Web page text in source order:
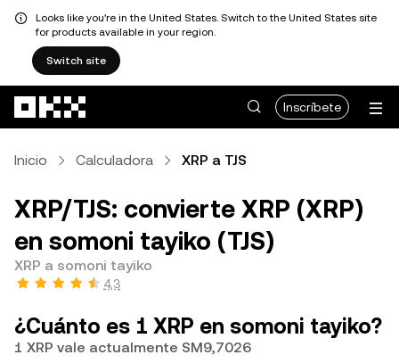
Looks like you're in the United States. Switch to the United States site
for products available in your region.
Switch site
Inscríbete
Inicio Calculadora XRP a TJS
XRP/TJS: convierte XRP (XRP)
en somoni tayiko (TJS)
XRP a somoni tayiko
4,3
¿Cuánto es 1 XRP en somoni tayiko?
1 XRP vale actualmente SM9,7026